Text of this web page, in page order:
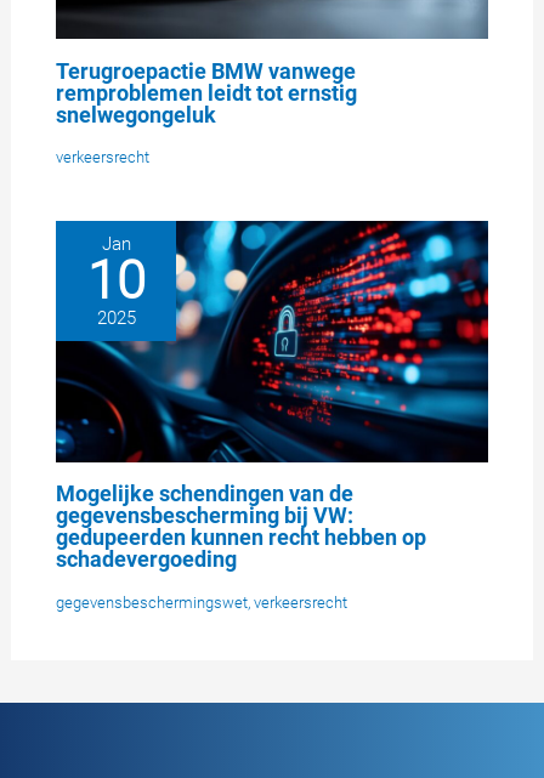
Terugroepactie BMW vanwege
remproblemen leidt tot ernstig
snelwegongeluk
verkeersrecht
Jan
10
2025
Mogelijke schendingen van de
gegevensbescherming bij VW:
gedupeerden kunnen recht hebben op
schadevergoeding
gegevensbeschermingswet,verkeersrecht